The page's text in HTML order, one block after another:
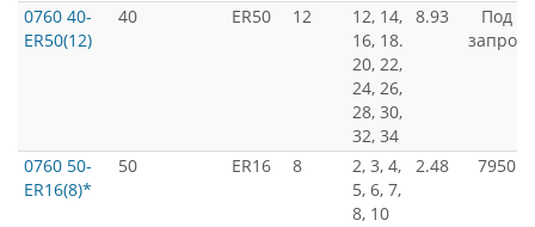
0760 40-
ER50(12)
40 ER50 12
12, 14,
16, 18.
20, 22,
24, 26,
28, 30,
32, 34
8.93
Под
запрос
0760 50-
ER16(8)*
50 ER16 8
2, 3, 4,
5, 6, 7,
8, 10
2.48 7950